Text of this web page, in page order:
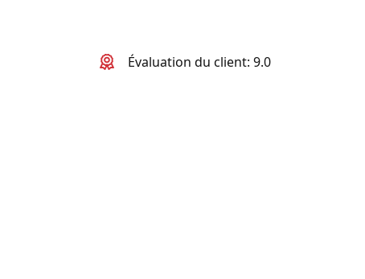
Évaluation du client: 9.0